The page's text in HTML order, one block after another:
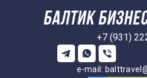
+7 (931)
e-mail: